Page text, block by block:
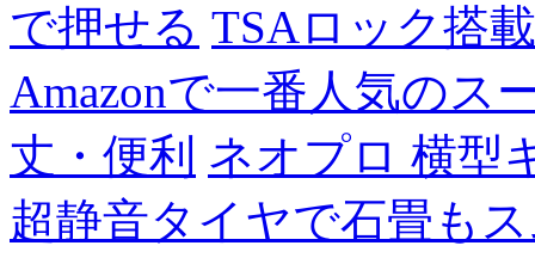
で押せる TSAロック搭
Amazonで一番人気のス
丈・便利 ネオプロ 横型
超静音タイヤで石畳も